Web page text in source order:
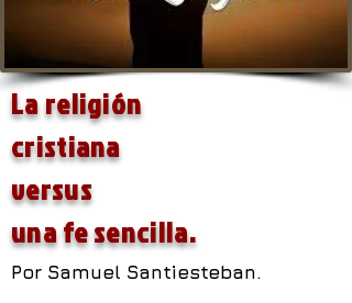
La religión
cristiana
versus
una fe sencilla.
Por Samuel Santiesteban.